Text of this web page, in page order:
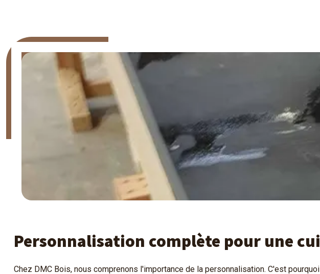
Personnalisation complète pour une
Chez DMC Bois, nous comprenons l'importance de la personnalisation. C'est